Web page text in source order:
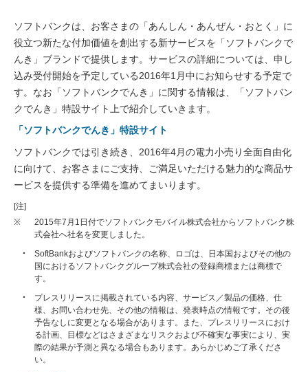
ソフトバンクは、お客さまの「あんしん・あんぜん・おとく」に
役立つ新たな付加価値を創出する新サービスを「ソフトバンクで
んき」ブランドで提供します。サービスの詳細については、申し
込み受付開始を予定している2016年1月中にお知らせする予定で
す。なお「ソフトバンクでんき」に関する情報は、「ソフトバン
クでんき」特設サイト上で紹介していきます。
「ソフトバンクでんき」特設サイト
ソフトバンクでは引き続き、2016年4月の電力小売り全面自由化
に向けて、お客さまにご支持、ご満足いただける魅力的な商品サ
ービスを提供する準備を進めてまいります。
[注]
※
2015年7月1日付でソフトバンクモバイル株式会社からソフトバンク株
式会社へ社名を変更しました。
SoftBankおよびソフトバンクの名称、ロゴは、日本国およびその他の
国におけるソフトバンクグループ株式会社の登録商標または商標で
す。
プレスリリースに掲載されている内容、サービス／製品の価格、仕
様、お問い合わせ先、その他の情報は、発表時点の情報です。その後
予告なしに変更となる場合があります。また、プレスリリースにおけ
る計画、目標などはさまざまなリスクおよび不確実な事実により、実
際の結果が予測と異なる場合もあります。あらかじめご了承くださ
い。